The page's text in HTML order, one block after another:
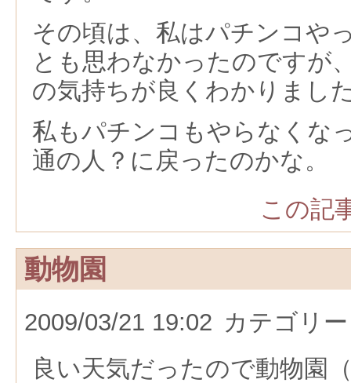
その頃は、私はパチンコや
とも思わなかったのですが
の気持ちが良くわかりまし
私もパチンコもやらなくな
通の人？に戻ったのかな。
この記
動物園
2009/03/21 19:02 カテゴリ
良い天気だったので動物園